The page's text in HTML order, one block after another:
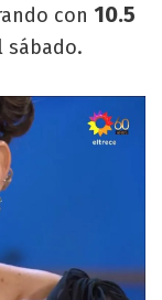
con 10.5
sábado.